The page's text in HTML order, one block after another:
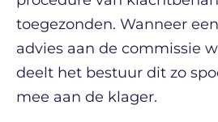
toegezonden. Wanneer
advies aan de commissie
deelt het bestuur dit zo
mee aan de klager.